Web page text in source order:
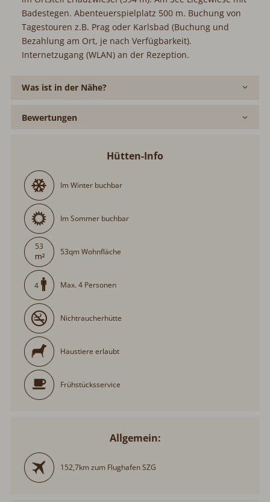
Badestegen. Abenteuerspielplatz 500 m. Buchung von
Tagestouren z.B. Prag oder Karlsbad (Buchung und
Bezahlung am Ort, je nach Verfügbarkeit).
Internetzugang (WLAN) an der Rezeption.
Was ist in der Nähe?
Bewertungen
Hütten-Info
Im Winter buchbar
Im Sommer buchbar
53
53qm Wohnfläche
4 Max. 4 Personen
Nichtraucherhütte
Haustiere erlaubt
Frühstücksservice
Allgemein:
152,7km zum Flughafen SZG